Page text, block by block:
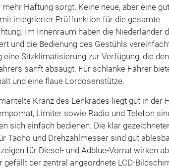
Haftung sorgt. Keine neue, aber eine
integrierter Prüffunktion für die gesamte
Im Innenraum haben die Niederländer
und die Bedienung des Gestühls
eine Sitzklimatisierung zur Verfügung, die
sanft absaugt. Für schlanke Fahrer
und eine flaue Lordosenstütze.
Kranz des Lenkrades liegt gut in der
Limiter sowie Radio und Telefon
sich einfach bedienen. Die klar
Tacho und Drehzahlmesser sind gut
für Diesel- und Adblue-Vorrat wirken
gefällt der zentral angeordnete LCD-